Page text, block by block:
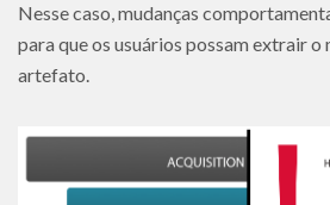
Nesse caso, mudanças
para que os usuários possam extrair o
artefato.